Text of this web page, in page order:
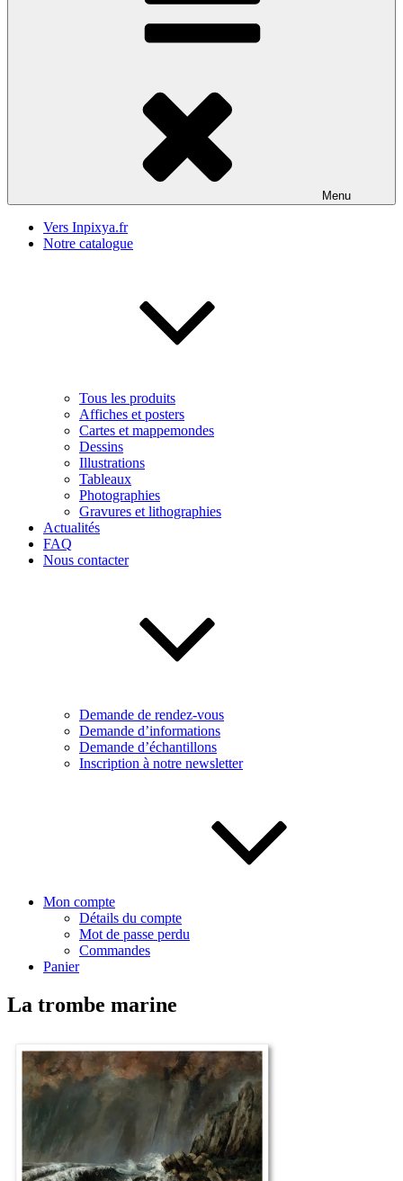
Menu
Vers Inpixya.fr
Notre catalogue
Tous les produits
Affiches et posters
Cartes et mappemondes
Dessins
Illustrations
Tableaux
Photographies
Gravures et lithographies
Actualités
FAQ
Nous contacter
Demande de rendez-vous
Demande d’informations
Demande d’échantillons
Inscription à notre newsletter
Mon compte
Détails du compte
Mot de passe perdu
Commandes
Panier
La trombe marine